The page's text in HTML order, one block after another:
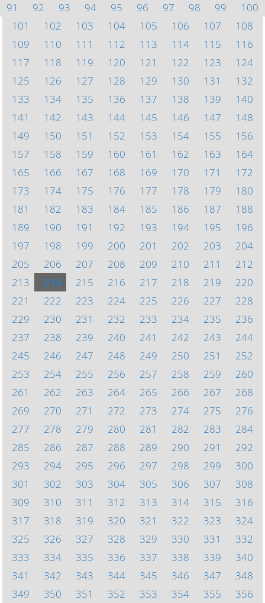
91
92 93 94 95 96 97 98 99
100
101
102 103 104 105 106 107
108
109
110 111 112 113 114 115
116
117
118 119 120 121 122 123
124
125
126 127 128 129 130 131
132
133
134 135 136 137 138 139
140
141
142 143 144 145 146 147
148
149
150 151 152 153 154 155
156
157
158 159 160 161 162 163
164
165
166 167 168 169 170 171
172
173
174 175 176 177 178 179
180
181
182 183 184 185 186 187
188
189
190 191 192 193 194 195
196
197
198 199 200 201 202 203
204
205
206 207 208 209 210 211
212
213
214 215 216 217 218 219
220
221
222 223 224 225 226 227
228
229
230 231 232 233 234 235
236
237
238 239 240 241 242 243
244
245
246 247 248 249 250 251
252
253
254 255 256 257 258 259
260
261
262 263 264 265 266 267
268
269
270 271 272 273 274 275
276
277
278 279 280 281 282 283
284
285
286 287 288 289 290 291
292
293
294 295 296 297 298 299
300
301
302 303 304 305 306 307
308
309
310 311 312 313 314 315
316
317
318 319 320 321 322 323
324
325
326 327 328 329 330 331
332
333
334 335 336 337 338 339
340
341
342 343 344 345 346 347
348
349
350 351 352 353 354 355 356